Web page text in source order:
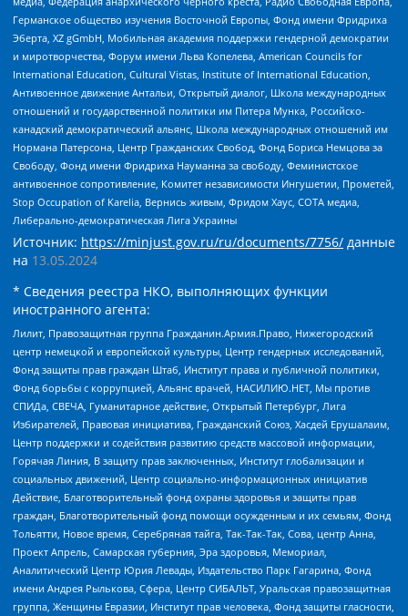
Германское общество изучения Восточной Европы, Фонд имени Фридриха
Эберта, XZ gGmbH, Мобильная академия поддержки гендерной демократии
и миротворчества, Форум имени Льва Копелева, American Councils for
International Education, Cultural Vistas, Institute of International Education,
Антивоенное движение Антальи, Открытый диалог, Школа международных
отношений и государственной политики им Питера Мунка, Российско-
канадский демократический альянс, Школа международных отношений им
Нормана Патерсона, Центр Гражданских Свобод, Фонд Бориса Немцова за
Свободу, Фонд имени Фридриха Науманна за свободу, Феминистское
антивоенное сопротивление, Комитет независимости Ингушетии, Прометей,
Stop Occupation of Karelia, Вернись живым, Фридом Хаус, СОТА медиа,
Либерально-демократическая Лига Украины
Источник: https://minjust.gov.ru/ru/documents/7756/ данные
на 13.05.2024
* Сведения реестра НКО, выполняющих функции
иностранного агента:
Лилит, Правозащитная группа Гражданин.Армия.Право, Нижегородский
центр немецкой и европейской культуры, Центр гендерных исследований,
Фонд защиты прав граждан Штаб, Институт права и публичной политики,
Фонд борьбы с коррупцией, Альянс врачей, НАСИЛИЮ.НЕТ, Мы против
СПИДа, СВЕЧА, Гуманитарное действие, Открытый Петербург, Лига
Избирателей, Правовая инициатива, Гражданский Союз, Хасдей Ерушалаим,
Центр поддержки и содействия развитию средств массовой информации,
Горячая Линия, В защиту прав заключенных, Институт глобализации и
социальных движений, Центр социально-информационных инициатив
Действие, Благотворительный фонд охраны здоровья и защиты прав
граждан, Благотворительный фонд помощи осужденным и их семьям, Фонд
Тольятти, Новое время, Серебряная тайга, Так-Так-Так, Сова, центр Анна,
Проект Апрель, Самарская губерния, Эра здоровья, Мемориал,
Аналитический Центр Юрия Левады, Издательство Парк Гагарина, Фонд
имени Андрея Рылькова, Сфера, Центр СИБАЛЬТ, Уральская правозащитная
группа, Женщины Евразии, Институт прав человека, Фонд защиты гласности,